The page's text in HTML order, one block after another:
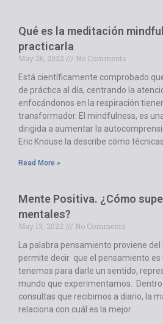
Qué es la meditación
practicarla
May 26, 2022
No Comments
Está científicamente comprobado
de práctica al día, centrando la
enfocándonos en la respiración
transformador. El mindfulness, es
dirigida a aumentar la
Eric Knouse la describe cómo
Read More »
Mente Positiva. ¿Cómo
mentales?
May 13, 2022
No Comments
La palabra pensamiento proviene
permite decir que el pensamiento
tenemos para darle un sentido,
mundo que experimentamos.
consultas que recibimos a diario, la
relaciona con cuál es la mejor